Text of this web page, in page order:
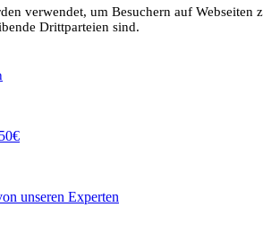
verwendet, um Besuchern auf
Drittparteien sind.
unseren Experten